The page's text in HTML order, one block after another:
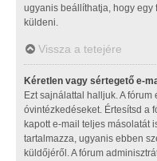
ugyanis beállíthatja, hogy
küldeni.
Vissza a tetejére
Kéretlen vagy sértegető e-
Ezt sajnálattal halljuk. A
óvintézkedéseket. Értesítsd a
kapott e-mail teljes másolatát
tartalmazza, ugyanis ebben
küldőjéről. A fórum